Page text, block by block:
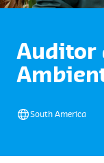
Auditor
South America